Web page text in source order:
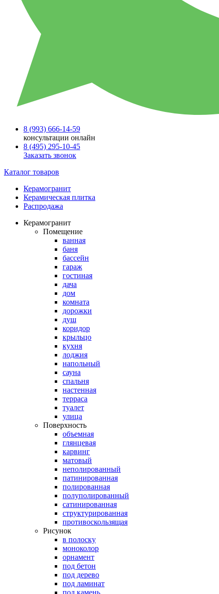
8 (993) 666-14-59
консультации онлайн
8 (495) 295-10-45
Заказать звонок
Каталог товаров
Керамогранит
Керамическая плитка
Распродажа
Керамогранит
Помещение
ванная
баня
бассейн
гараж
гостиная
дача
дом
комната
дорожки
душ
коридор
крыльцо
кухня
лоджия
напольный
сауна
спальня
настенная
терраса
туалет
улица
Поверхность
объемная
глянцевая
карвинг
матовый
неполированный
патинированная
полированная
полуполированный
сатинированная
структурированная
противоскользящая
Рисунок
в полоску
моноколор
орнамент
под бетон
под дерево
под ламинат
под камень